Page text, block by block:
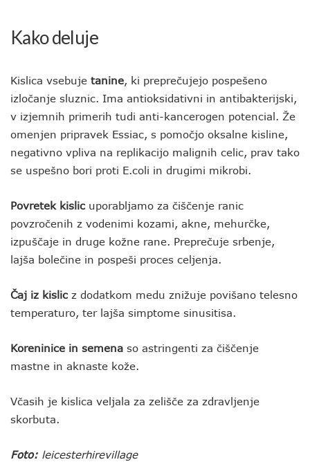
Kako deluje
Kislica vsebuje tanine, ki preprečujejo pospešeno
izločanje sluznic. Ima antioksidativni in antibakterijski,
v izjemnih primerih tudi anti-kancerogen potencial. Že
omenjen pripravek Essiac, s pomočjo oksalne kisline,
negativno vpliva na replikacijo malignih celic, prav tako
se uspešno bori proti E.coli in drugimi mikrobi.
Povretek kislic uporabljamo za čiščenje ranic
povzročenih z vodenimi kozami, akne, mehurčke,
izpuščaje in druge kožne rane. Preprečuje srbenje,
lajša bolečine in pospeši proces celjenja.
Čaj iz kislic z dodatkom medu znižuje povišano telesno
temperaturo, ter lajša simptome sinusitisa.
Koreninice in semena so astringenti za čiščenje
mastne in aknaste kože.
Včasih je kislica veljala za zelišče za zdravljenje
skorbuta.
Foto: leicesterhirevillage